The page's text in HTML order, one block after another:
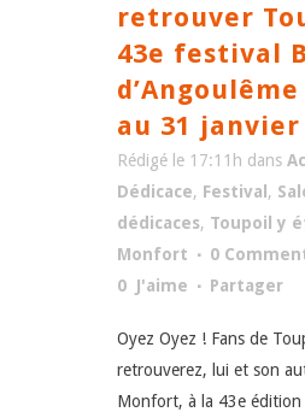
retrouver
43e festival
au 31 janvier
Rédigé le 17:11h dans
Dédicace, Festival,
dédicaces, Toupoil y
Monfort
0
0 J'aime Partager
Oyez Oyez ! Fans de
retrouverez, lui et son
Monfort, à la 43e édition